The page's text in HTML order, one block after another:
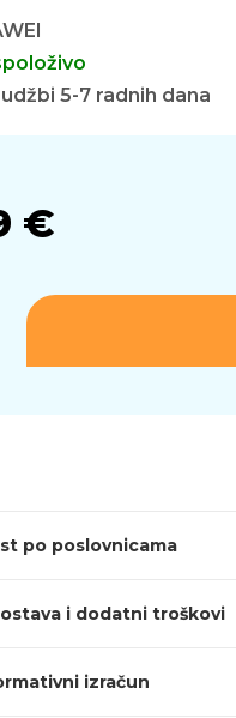
5-7 radnih dana
€
po poslovnicama
i dodatni troškovi
izračun